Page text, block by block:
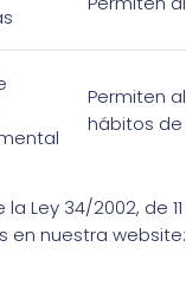
Permiten
hábitos de
Ley 34/2002, de
en nuestra website: